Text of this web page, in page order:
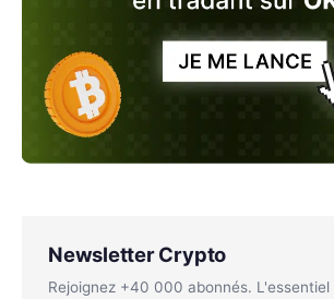
Newsletter Crypto
Rejoignez +40 000 abonnés. L'essentiel